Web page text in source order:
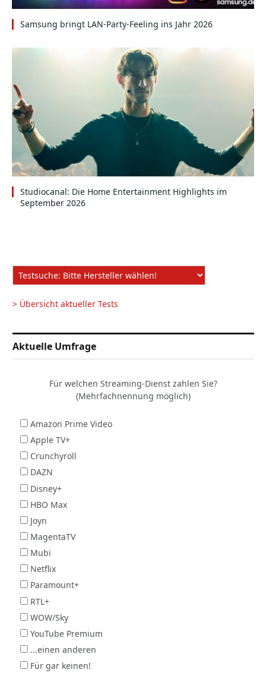
Samsung bringt LAN-Party-Feeling ins Jahr 2026
Studiocanal: Die Home Entertainment Highlights im
September 2026
> Übersicht aktueller Tests
Aktuelle Umfrage
Für welchen Streaming-Dienst zahlen Sie?
(Mehrfachnennung möglich)
Amazon Prime Video
Apple TV+
Crunchyroll
DAZN
Disney+
HBO Max
Joyn
MagentaTV
Mubi
Netflix
Paramount+
RTL+
WOW/Sky
YouTube Premium
...einen anderen
Für gar keinen!